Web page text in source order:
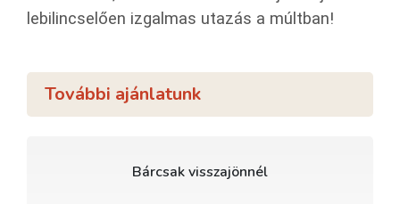
lebilincselően izgalmas utazás a múltban!
További ajánlatunk
Bárcsak visszajönnél